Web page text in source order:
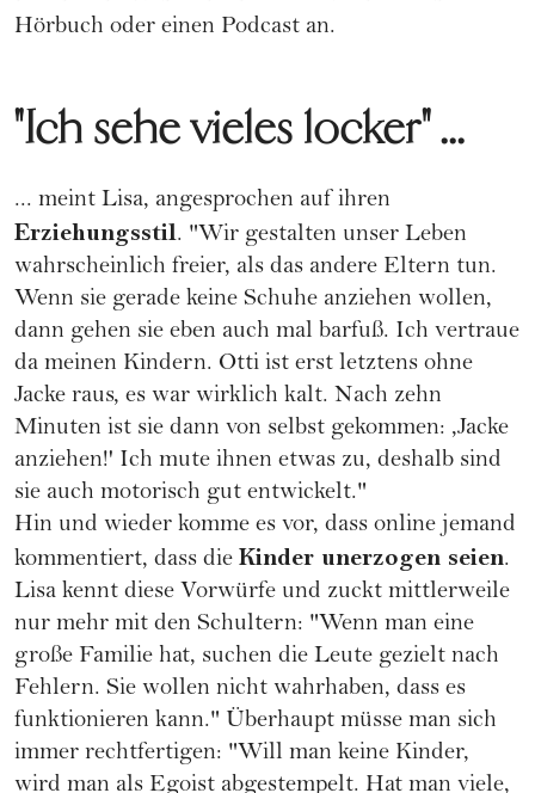
Hörbuch oder einen Podcast an.
"Ich sehe vieles locker" ...
... meint Lisa, angesprochen auf ihren
Erziehungsstil. "Wir gestalten unser Leben
wahrscheinlich freier, als das andere Eltern tun.
Wenn sie gerade keine Schuhe anziehen wollen,
dann gehen sie eben auch mal barfuß. Ich vertraue
da meinen Kindern. Otti ist erst letztens ohne
Jacke raus, es war wirklich kalt. Nach zehn
Minuten ist sie dann von selbst gekommen: ,Jacke
anziehen!' Ich mute ihnen etwas zu, deshalb sind
sie auch motorisch gut entwickelt."
Hin und wieder komme es vor, dass online jemand
kommentiert, dass die Kinder unerzogen seien.
Lisa kennt diese Vorwürfe und zuckt mittlerweile
nur mehr mit den Schultern: "Wenn man eine
große Familie hat, suchen die Leute gezielt nach
Fehlern. Sie wollen nicht wahrhaben, dass es
funktionieren kann." Überhaupt müsse man sich
immer rechtfertigen: "Will man keine Kinder,
wird man als Egoist abgestempelt. Hat man viele,